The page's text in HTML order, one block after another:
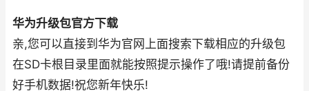
华为升级包官方下载
亲,您可以直接到华为官网上面搜索下载相应的升级包
在SD卡根目录里面就能按照提示操作了哦!请提前备份
好手机数据!祝您新年快乐!